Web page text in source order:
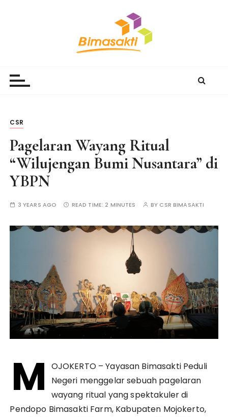
CSR
Pagelaran Wayang Ritual
“Wilujengan Bumi Nusantara” di
YBPN
3 YEARS AGO READ TIME:2 MINUTES BY CSR BIMASAKTI
M
OJOKERTO – Yayasan Bimasakti Peduli
Negeri menggelar sebuah pagelaran
wayang ritual yang spektakuler di
Pendopo Bimasakti Farm, Kabupaten Mojokerto,